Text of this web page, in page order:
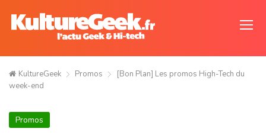
KultureGeek Promos
[Bon Plan] Les promos High-Tech du
week-end
Promos